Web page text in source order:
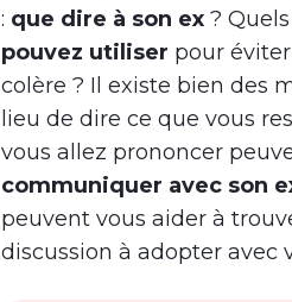
: que dire à son ex ?
pouvez utiliser pour
colère ? Il existe bien des
lieu de dire ce que vous
vous allez prononcer
communiquer avec son
peuvent vous aider à
discussion à adopter avec